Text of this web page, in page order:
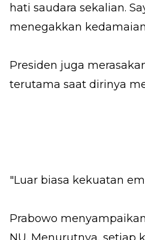
hati saudara sekalian.
menegakkan
Presiden juga
terutama saat dirinya
"Luar biasa kekuatan
Prabowo